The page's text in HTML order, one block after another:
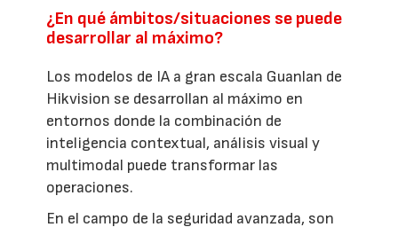
¿En qué ámbitos/situaciones se puede
desarrollar al máximo?
Los modelos de IA a gran escala Guanlan de
Hikvision se desarrollan al máximo en
entornos donde la combinación de
inteligencia contextual, análisis visual y
multimodal puede transformar las
operaciones.
En el campo de la seguridad avanzada, son